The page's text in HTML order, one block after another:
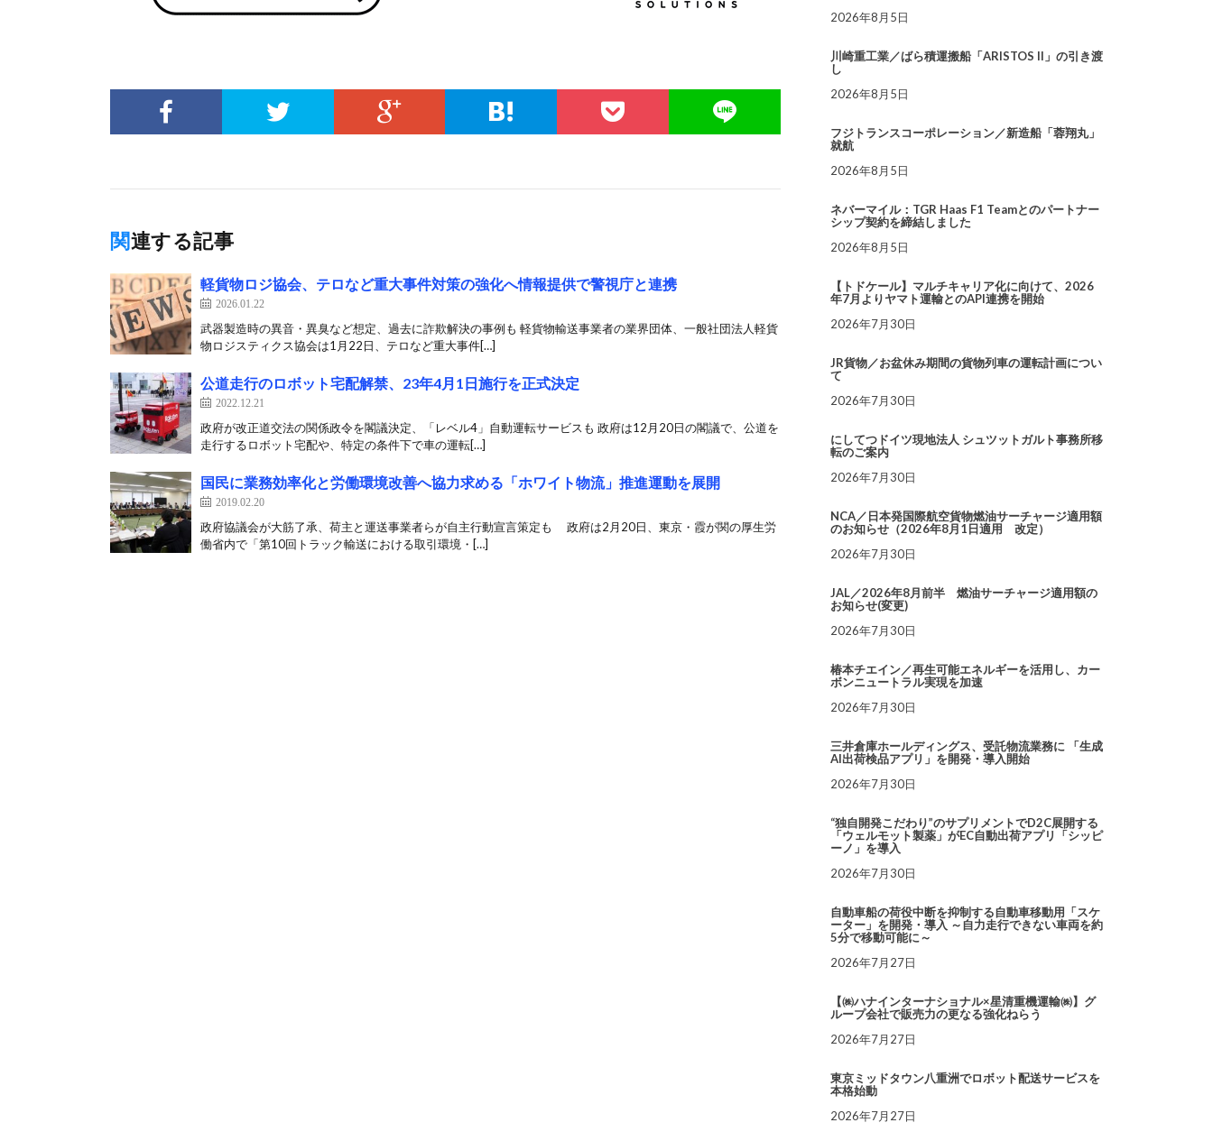
関連する記事
軽貨物ロジ協会、テロなど重大事件対策の強化へ情報提供で警視庁と連携
2026.01.22
武器製造時の異音・異臭など想定、過去に詐欺解決の事例も 軽貨物輸送事業者の業界団体、一般社団法人軽貨
物ロジスティクス協会は1月22日、テロなど重大事件[…]
公道走行のロボット宅配解禁、23年4月1日施行を正式決定
2022.12.21
政府が改正道交法の関係政令を閣議決定、「レベル4」自動運転サービスも 政府は12月20日の閣議で、公道を
走行するロボット宅配や、特定の条件下で車の運転[…]
国民に業務効率化と労働環境改善へ協力求める「ホワイト物流」推進運動を展開
2019.02.20
政府協議会が大筋了承、荷主と運送事業者らが自主行動宣言策定も 政府は2月20日、東京・霞が関の厚生労
働省内で「第10回トラック輸送における取引環境・[…]
2026年8月5日
川崎重工業／ばら積運搬船「ARISTOS II」の引き渡
し
2026年8月5日
フジトランスコーポレーション／新造船「蓉翔丸」
就航
2026年8月5日
ネバーマイル：TGR Haas F1 Teamとのパートナー
シップ契約を締結しました
2026年8月5日
【トドケール】マルチキャリア化に向けて、2026
年7月よりヤマト運輸とのAPI連携を開始
2026年7月30日
JR貨物／お盆休み期間の貨物列車の運転計画につい
て
2026年7月30日
にしてつドイツ現地法人 シュツットガルト事務所移
転のご案内
2026年7月30日
NCA／日本発国際航空貨物燃油サーチャージ適用額
のお知らせ（2026年8月1日適用 改定）
2026年7月30日
JAL／2026年8月前半 燃油サーチャージ適用額の
お知らせ(変更)
2026年7月30日
椿本チエイン／再生可能エネルギーを活用し、カー
ボンニュートラル実現を加速
2026年7月30日
三井倉庫ホールディングス、受託物流業務に 「生成
AI出荷検品アプリ」を開発・導入開始
2026年7月30日
“独自開発こだわり”のサプリメントでD2C展開する
「ウェルモット製薬」がEC自動出荷アプリ「シッピ
ーノ」を導入
2026年7月30日
自動車船の荷役中断を抑制する自動車移動用「スケ
ーター」を開発・導入 ～自力走行できない車両を約
5分で移動可能に～
2026年7月27日
【㈱ハナインターナショナル×星清重機運輸㈱】グ
ループ会社で販売力の更なる強化ねらう
2026年7月27日
東京ミッドタウン八重洲でロボット配送サービスを
本格始動
2026年7月27日